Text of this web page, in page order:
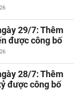
29/7: Thêm
được công bố
28/7: Thêm
được công bố